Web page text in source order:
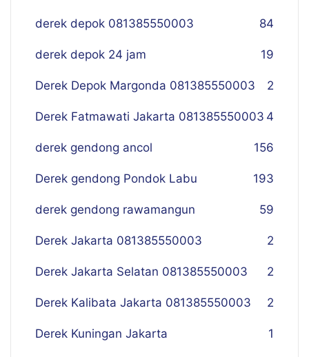
derek depok 081385550003 84
derek depok 24 jam 19
Derek Depok Margonda 081385550003 2
Derek Fatmawati Jakarta 081385550003 4
derek gendong ancol 156
Derek gendong Pondok Labu 193
derek gendong rawamangun 59
Derek Jakarta 081385550003 2
Derek Jakarta Selatan 081385550003 2
Derek Kalibata Jakarta 081385550003 2
Derek Kuningan Jakarta 1